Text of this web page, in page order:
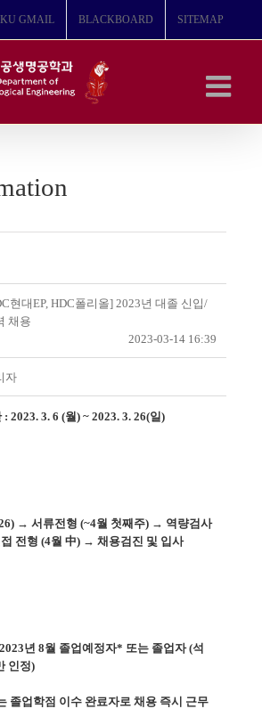
KU GMAIL BLACKBOARD SITEMAP
현대EP, HDC폴리올] 2023년 대졸 신입/
채용
2023-03-14 16:39
자
2023. 3. 6 (월) ~ 2023. 3. 26(일)
→ 서류전형 (~4월 첫째주) → 역량검사
전형 (4월 中) → 채용검진 및 입사
년 8월 졸업예정자* 또는 졸업자 (석
인정)
업학점 이수 완료자로 채용 즉시 근무